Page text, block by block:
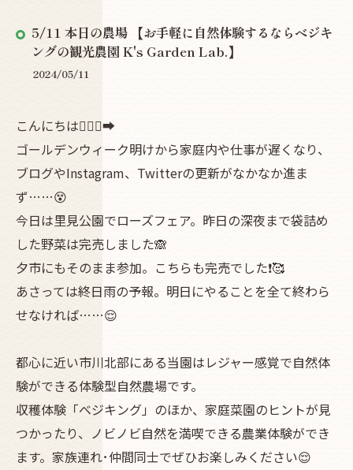
5/11 本日の農場 【お手軽に自然体験するならベジキ
ングの観光農園 K's Garden Lab.】
2024/05/11
こんにちは🧎🏽‍♂️‍➡️
ゴールデンウィーク明けから家庭内や仕事が遅くなり、
ブログやInstagram、Twitterの更新がなかなか進ま
ず……😵
今日は里見公園でローズフェア。昨日の深夜まで袋詰め
した野菜は完売しました🙈
夕市にもそのまま参加。こちらも完売でした❗🥰
あさっては終日雨の予報。明日にやることを全て終わら
せなければ……😌
都心に近い市川北部にある当園はレジャー感覚で自然体
験ができる体験型自然農場です。
収穫体験「ベジキング」のほか、家庭菜園のヒントが見
つかったり、ノビノビ自然を満喫できる農業体験ができ
ます。家族連れ･仲間同士でぜひお楽しみください😌